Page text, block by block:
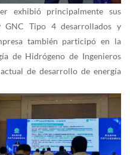
exhibió principalmente sus
Tipo 4 desarrollados y
también participó en la
de Hidrógeno de Ingenieros
de desarrollo de energía